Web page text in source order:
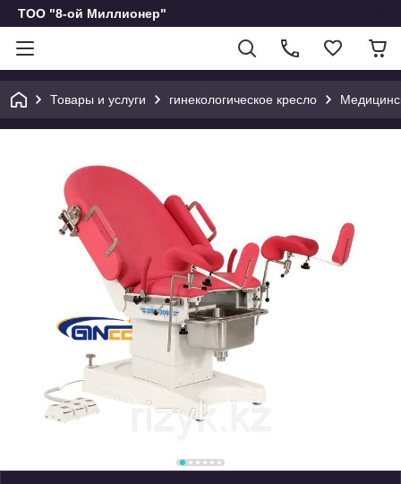
ТОО "8-ой Миллионер"
Товары и услуги гинекологическое кресло